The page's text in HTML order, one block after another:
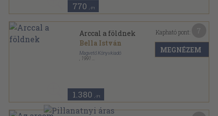
770 ,-Ft
Arccal a földnek
Bella István
Magvető Könyvkiadó
1991
1.380 ,-Ft
Kapható pont:
MEGNÉZEM